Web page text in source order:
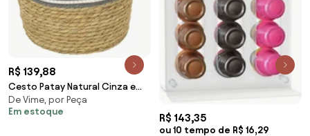
R$ 139,88
Cesto Patay Natural Cinza e
Branco – 28cm
De Vime, por Peça
Em estoque
R$ 143,35
ou 10 tempo de R$ 16,29